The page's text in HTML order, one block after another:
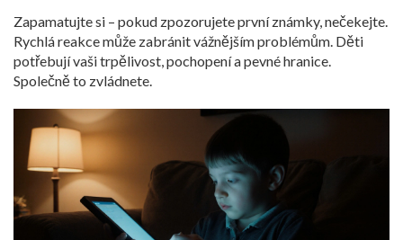
Zapamatujte si – pokud zpozorujete první známky, nečekejte.
Rychlá reakce může zabránit vážnějším problémům. Děti
potřebují vaši trpělivost, pochopení a pevné hranice.
Společně to zvládnete.